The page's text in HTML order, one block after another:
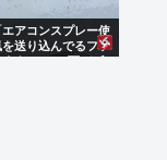
アコンスプレー使
送り込んでるファ
よ」331.5万バズ